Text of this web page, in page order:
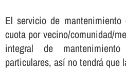
El servicio de
cuota por vecino/comunidad/
integral de
particulares, así­ no tendrá que